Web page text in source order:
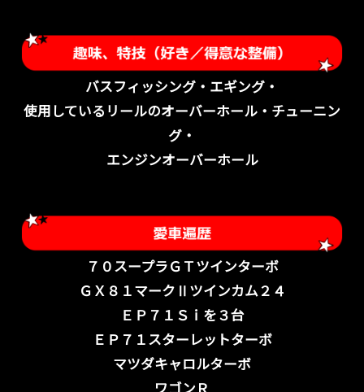
バスフィッシング・エギング・
使用しているリールのオーバーホール・チューニン
グ・
エンジンオーバーホール
７０スープラＧＴツインターボ
ＧＸ８１マークⅡツインカム２４
ＥＰ７１Ｓｉを３台
ＥＰ７１スターレットターボ
マツダキャロルターボ
ワゴンＲ